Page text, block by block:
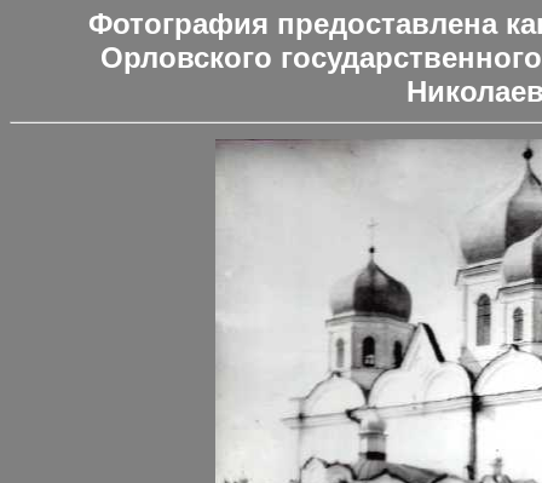
Фотография предоставлена
Орловского